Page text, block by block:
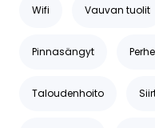
Wifi Vauvan tuolit
Pinnasängyt
Taloudenhoito